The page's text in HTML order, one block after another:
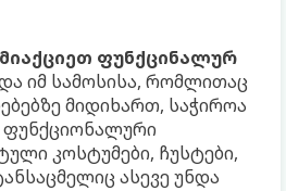
ფუნქცინალურ
იმ სამოსისა, რომლითაც
მიდიხართ, საჭიროა
კოსტუმები, ჩუსტები,
ასევე უნდა